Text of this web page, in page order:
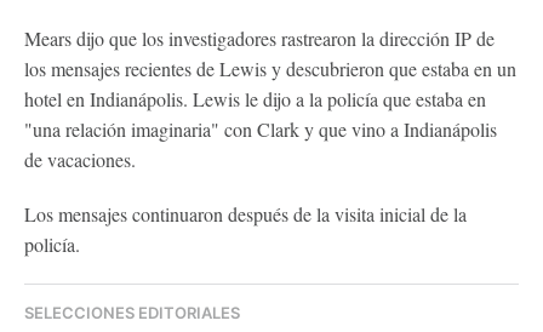
Mears dijo que los investigadores rastrearon la dirección IP de
los mensajes recientes de Lewis y descubrieron que estaba en un
hotel en Indianápolis. Lewis le dijo a la policía que estaba en
"una relación imaginaria" con Clark y que vino a Indianápolis
de vacaciones.
Los mensajes continuaron después de la visita inicial de la
policía.
SELECCIONES EDITORIALES